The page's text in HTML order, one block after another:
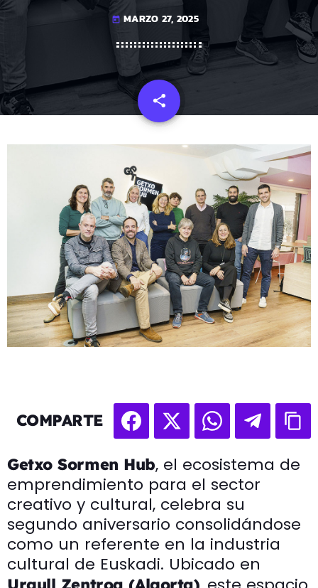
today MARZO 27, 2025
share
email
COMPARTE
Getxo Sormen Hub, el ecosistema de
emprendimiento para el sector
creativo y cultural, celebra su
segundo aniversario consolidándose
como un referente en la industria
cultural de Euskadi. Ubicado en